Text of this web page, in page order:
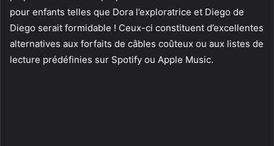
pour enfants telles que Dora l’exploratrice et Diego de
Diego serait formidable ! Ceux-ci constituent d’excellentes
alternatives aux forfaits de câbles coûteux ou aux listes de
lecture prédéfinies sur Spotify ou Apple Music.